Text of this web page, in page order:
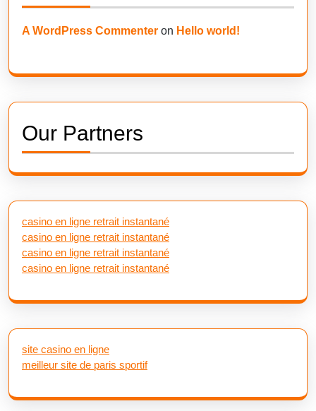
A WordPress Commenter on Hello world!
Our Partners
casino en ligne retrait instantané
casino en ligne retrait instantané
casino en ligne retrait instantané
casino en ligne retrait instantané
site casino en ligne
meilleur site de paris sportif